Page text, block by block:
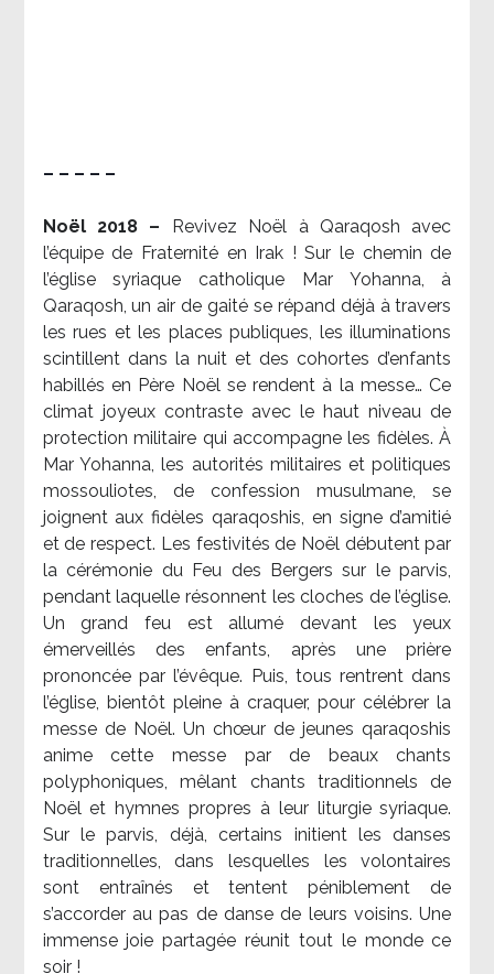
– – – – –
Noël 2018 –
Revivez Noël à Qaraqosh avec
l’équipe de Fraternité en Irak ! Sur le chemin de
l’église syriaque catholique Mar Yohanna, à
Qaraqosh, un air de gaité se répand déjà à travers
les rues et les places publiques, les illuminations
scintillent dans la nuit et des cohortes d’enfants
habillés en Père Noël se rendent à la messe… Ce
climat joyeux contraste avec le haut niveau de
protection militaire qui accompagne les fidèles. À
Mar Yohanna, les autorités militaires et politiques
mossouliotes, de confession musulmane, se
joignent aux fidèles qaraqoshis, en signe d’amitié
et de respect. Les festivités de Noël débutent par
la cérémonie du Feu des Bergers sur le parvis,
pendant laquelle résonnent les cloches de l’église.
Un grand feu est allumé devant les yeux
émerveillés des enfants, après une prière
prononcée par l’évêque. Puis, tous rentrent dans
l’église, bientôt pleine à craquer, pour célébrer la
messe de Noël. Un chœur de jeunes qaraqoshis
anime cette messe par de beaux chants
polyphoniques, mêlant chants traditionnels de
Noël et hymnes propres à leur liturgie syriaque.
Sur le parvis, déjà, certains initient les danses
traditionnelles, dans lesquelles les volontaires
sont entraînés et tentent péniblement de
s’accorder au pas de danse de leurs voisins. Une
immense joie partagée réunit tout le monde ce
soir !